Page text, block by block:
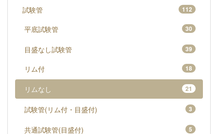
試験管 112
平底試験管 30
目盛なし試験管 39
リム付 18
リムなし 21
試験管(リム付・目盛付) 3
共通試験管(目盛付) 5